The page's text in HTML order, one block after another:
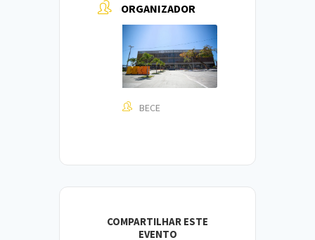
ORGANIZADOR
BECE
COMPARTILHAR ESTE
EVENTO